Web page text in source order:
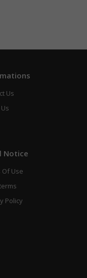
Us
Notice
Of Use
Policy